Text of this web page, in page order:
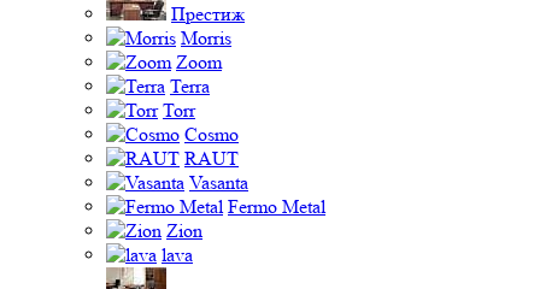
Престиж
Morris
Zoom
Terra
Torr
Cosmo
RAUT
Vasanta
Fermo Metal
Zion
lava